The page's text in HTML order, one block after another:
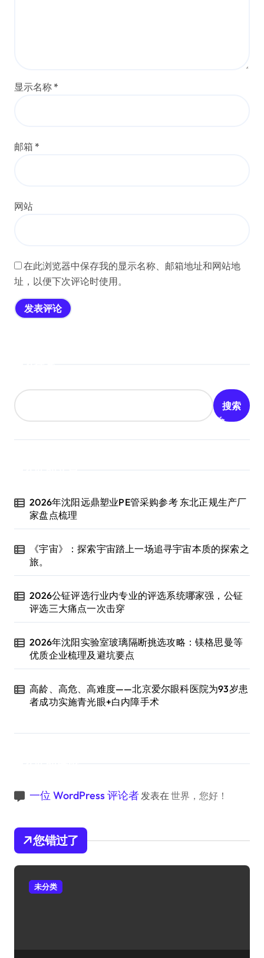
显示名称 *
邮箱 *
网站
在此浏览器中保存我的显示名称、邮箱地址和网站地
址，以便下次评论时使用。
搜索
2026年沈阳远鼎塑业PE管采购参考 东北正规生产厂
家盘点梳理
《宇宙》：探索宇宙踏上一场追寻宇宙本质的探索之
旅。
2026公钲评选行业内专业的评选系统哪家强，公钲
评选三大痛点一次击穿
2026年沈阳实验室玻璃隔断挑选攻略：镁格思曼等
优质企业梳理及避坑要点
高龄、高危、高难度——北京爱尔眼科医院为93岁患
者成功实施青光眼+白内障手术
一位 WordPress 评论者发表在 世界，您好！
您错过了
未分类